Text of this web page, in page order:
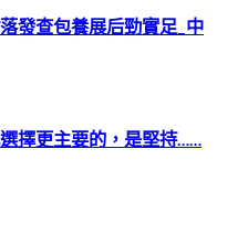
發查包養展后勁實足_中
擇更主要的，是堅持……